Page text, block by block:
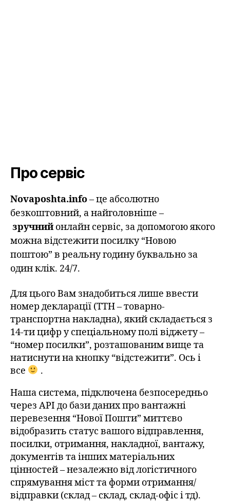
Про сервіс
Novaposhta.info– це абсолютно
безкоштовний, а найголовніше –
зручнийонлайн сервіс, за допомогою якого
можна відстежити посилку “Новою
поштою” в реальну годину буквально за
один клік. 24/7.
Для цього Вам знадобиться лише ввести
номер декларації (ТТН – товарно-
транспортна накладна), який складається з
14-ти цифр у спеціальному полі віджету –
“номер посилки”, розташованим вище та
натиснути на кнопку “відстежити”. Ось і
все
.
Наша система, підключена безпосередньо
через API до бази даних про вантажні
перевезення “Нової Пошти” миттєво
відобразить статус вашого відправлення,
посилки, отримання, накладної, вантажу,
документів та інших матеріальних
цінностей – незалежно від логістичного
спрямування міст та форми отримання/
відправки (склад – склад, склад-офіс і тд).